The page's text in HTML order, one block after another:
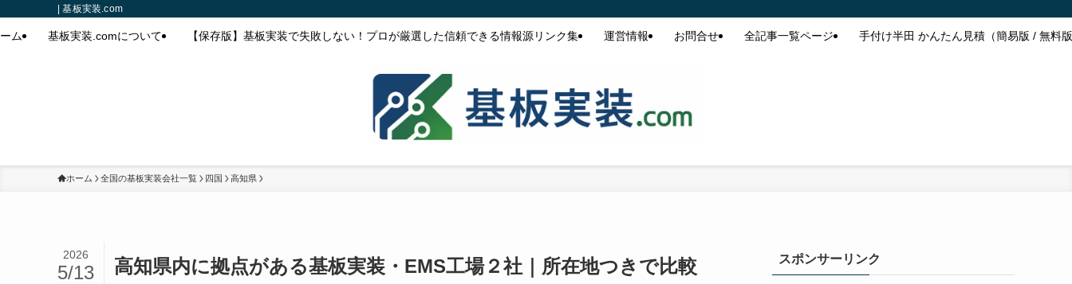
| 基板実装.com
ム 基板実装.comについて 【保存版】基板実装で失敗しない！プロが厳選した信頼できる情報源リンク集 運営情報 お問合せ 全記事一覧ページ 手付け半田 かんたん見積（簡易版 / 無料
ホーム 全国の基板実装会社一覧 四国 高知県
高知県内に拠点がある基板実装・EMS工場２社｜所在地つきで比較
2026
5/13
スポンサーリンク